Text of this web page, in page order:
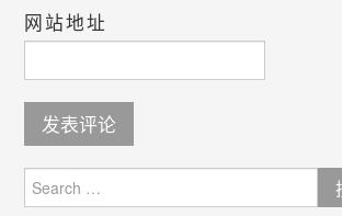
网站地址
for: